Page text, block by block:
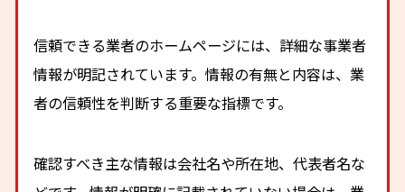
信頼できる業者のホームページには、詳細な事業者
情報が明記されています。情報の有無と内容は、業
者の信頼性を判断する重要な指標です。
確認すべき主な情報は会社名や所在地、代表者名な